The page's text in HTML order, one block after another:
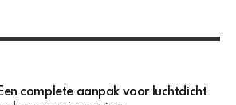
Een complete aanpak voor luchtdicht